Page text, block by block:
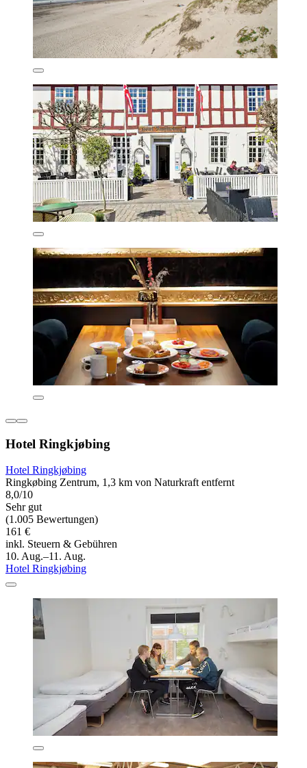
Hotel Ringkjøbing
Hotel Ringkjøbing
Ringkøbing Zentrum, 1,3 km von Naturkraft entfernt
8,0/10
Sehr gut
(1.005 Bewertungen)
161 €
inkl. Steuern & Gebühren
10. Aug.–11. Aug.
Hotel Ringkjøbing